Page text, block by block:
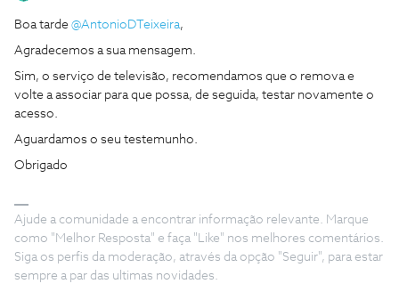
Boa tarde @AntonioDTeixeira,
Agradecemos a sua mensagem.
Sim, o serviço de televisão, recomendamos que o remova e
volte a associar para que possa, de seguida, testar novamente o
acesso.
Aguardamos o seu testemunho.
Obrigado
Ajude a comunidade a encontrar informação relevante. Marque
como "Melhor Resposta" e faça "Like" nos melhores comentários.
Siga os perfis da moderação, através da opção "Seguir", para estar
sempre a par das ultimas novidades.